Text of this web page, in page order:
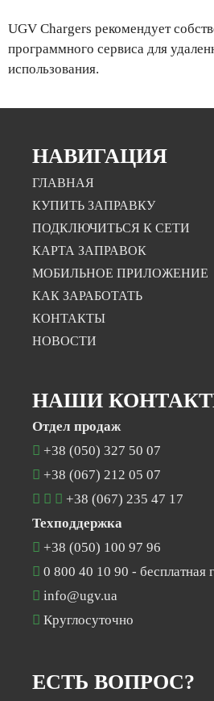
UGV Chargers рекомендует
программного сервиса для
использования.
НАВИГАЦИЯ
ГЛАВНАЯ
КУПИТЬ ЗАПРАВКУ
ПОДКЛЮЧИТЬСЯ К СЕТИ
КАРТА ЗАПРАВОК
МОБИЛЬНОЕ ПРИЛОЖЕНИЕ
КАК ЗАРАБОТАТЬ
КОНТАКТЫ
НОВОСТИ
НАШИ
Отдел продаж
+38 (050) 327 50 07
+38 (067) 212 05 07
+38 (067) 235 47 17
Техподдержка
+38 (050) 100 97 96
0 800 40 10 90 - бесплатная
info@ugv.ua
Круглосуточно
ЕСТЬ ВОПРОС?